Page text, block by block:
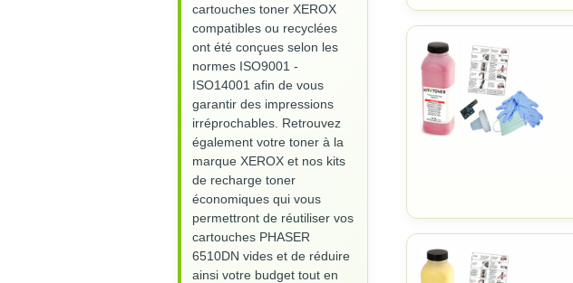
cartouches toner XEROX
compatibles ou recyclées
ont été conçues selon les
normes ISO9001 -
ISO14001 afin de vous
garantir des impressions
irréprochables. Retrouvez
également votre toner à la
marque XEROX et nos kits
de recharge toner
économiques qui vous
permettront de réutiliser vos
cartouches PHASER
6510DN vides et de réduire
ainsi votre budget tout en